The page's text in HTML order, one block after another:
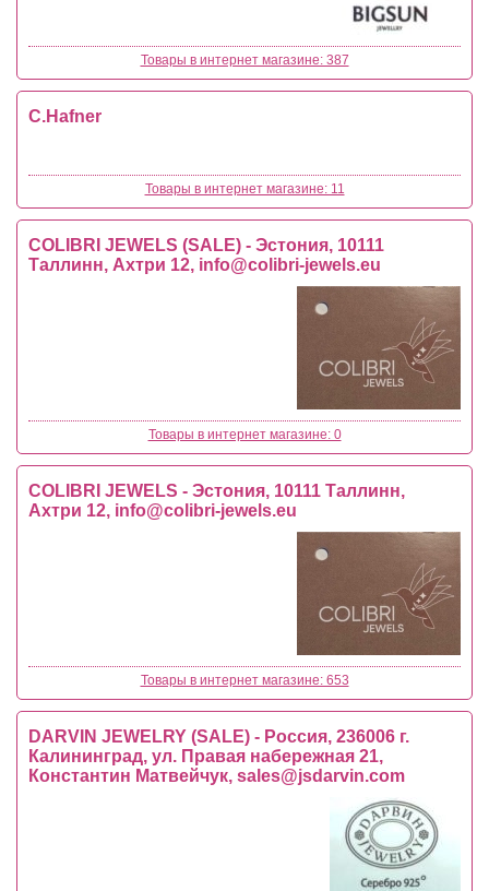
Товары в интернет магазине: 387
C.Hafner
Товары в интернет магазине: 11
COLIBRI JEWELS (SALE) - Эстония, 10111
Таллинн, Ахтри 12, info@colibri-jewels.eu
Товары в интернет магазине: 0
COLIBRI JEWELS - Эстония, 10111 Таллинн,
Ахтри 12, info@colibri-jewels.eu
Товары в интернет магазине: 653
DARVIN JEWELRY (SALE) - Россия, 236006 г.
Калининград, ул. Правая набережная 21,
Константин Матвейчук, sales@jsdarvin.com